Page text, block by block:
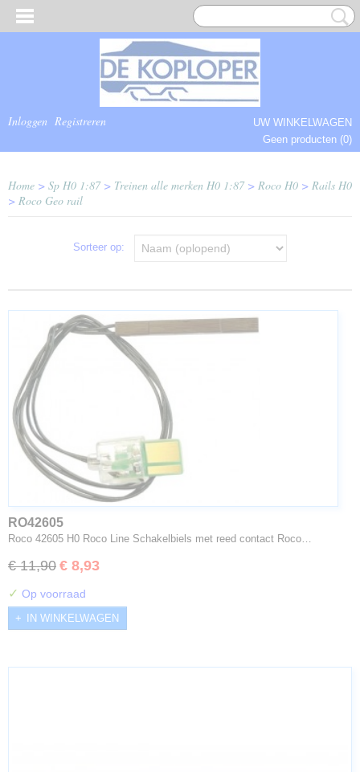
Inloggen Registreren
UW WINKELWAGEN
Geen producten (0)
Home > Sp H0 1:87> Treinen alle merken H0 1:87> Roco H0 > Rails H0
> Roco Geo rail
Sorteer op:
RO42605
Roco 42605 H0 Roco Line Schakelbiels met reed contact Roco…
€ 11,90 € 8,93
✓ Op voorraad
IN WINKELWAGEN